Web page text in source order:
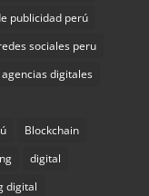
publicidad perú
sociales peru
agencias digitales
Blockchain
digital
digital